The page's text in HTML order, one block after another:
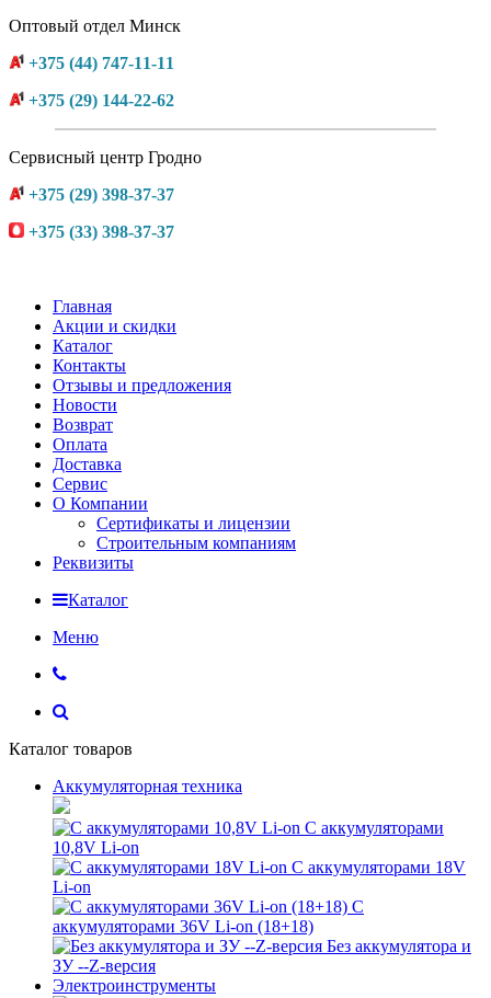
Оптовый отдел Минск
+375 (44) 747-11-11
+375 (29) 144-22-62
Сервисный центр Гродно
+375 (29) 398-37-37
+375 (33) 398-37-37
Главная
Акции и скидки
Каталог
Контакты
Отзывы и предложения
Новости
Возврат
Оплата
Доставка
Сервис
О Компании
Сертификаты и лицензии
Строительным компаниям
Реквизиты
Каталог
Меню
Каталог товаров
Аккумуляторная техника
С аккумуляторами
10,8V Li-on
С аккумуляторами 18V
Li-on
С
аккумуляторами 36V Li-on (18+18)
Без аккумулятора и
ЗУ --Z-версия
Электроинструменты